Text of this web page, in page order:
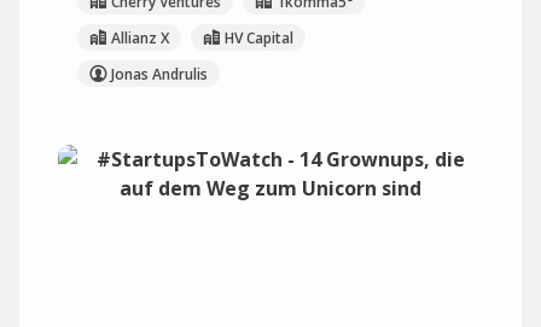
Allianz X
HV Capital
Jonas Andrulis